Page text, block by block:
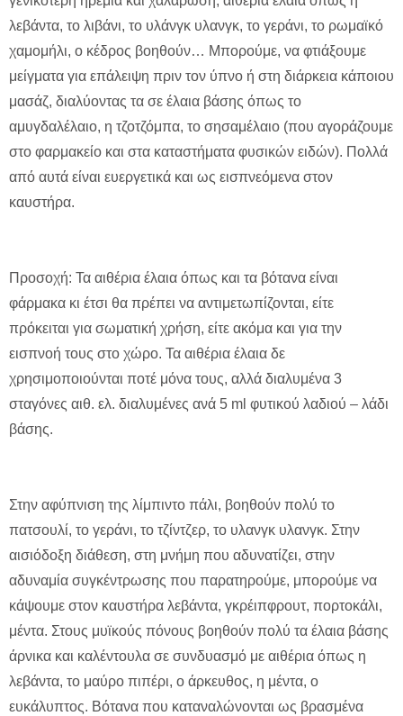
λεβάντα, το λιβάνι, το υλάνγκ υλανγκ, το γεράνι, το ρωμαϊκό
χαμομήλι, ο κέδρος βοηθούν… Μπορούμε, να φτιάξουμε
μείγματα για επάλειψη πριν τον ύπνο ή στη διάρκεια κάποιου
μασάζ, διαλύοντας τα σε έλαια βάσης όπως το
αμυγδαλέλαιο, η τζοτζόμπα, το σησαμέλαιο (που αγοράζουμε
στο φαρμακείο και στα καταστήματα φυσικών ειδών). Πολλά
από αυτά είναι ευεργετικά και ως εισπνεόμενα στον
καυστήρα.
Προσοχή: Τα αιθέρια έλαια όπως και τα βότανα είναι
φάρμακα κι έτσι θα πρέπει να αντιμετωπίζονται, είτε
πρόκειται για σωματική χρήση, είτε ακόμα και για την
εισπνοή τους στο χώρο. Τα αιθέρια έλαια δε
χρησιμοποιούνται ποτέ μόνα τους, αλλά διαλυμένα 3
σταγόνες αιθ. ελ. διαλυμένες ανά 5 ml φυτικού λαδιού – λάδι
βάσης.
Στην αφύπνιση της λίμπιντο πάλι, βοηθούν πολύ το
πατσουλί, το γεράνι, το τζίντζερ, το υλανγκ υλανγκ. Στην
αισιόδοξη διάθεση, στη μνήμη που αδυνατίζει, στην
αδυναμία συγκέντρωσης που παρατηρούμε, μπορούμε να
κάψουμε στον καυστήρα λεβάντα, γκρέιπφρουτ, πορτοκάλι,
μέντα. Στους μυϊκούς πόνους βοηθούν πολύ τα έλαια βάσης
άρνικα και καλέντουλα σε συνδυασμό με αιθέρια όπως η
λεβάντα, το μαύρο πιπέρι, ο άρκευθος, η μέντα, ο
ευκάλυπτος. Βότανα που καταναλώνονται ως βρασμένα